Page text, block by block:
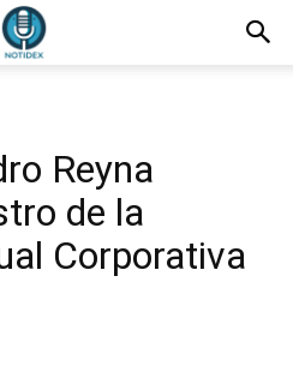
Reyna
de la
Corporativa